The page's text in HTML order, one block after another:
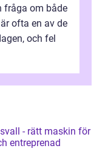
fråga om både
ofta en av de
och fel
- rätt maskin för
entreprenad